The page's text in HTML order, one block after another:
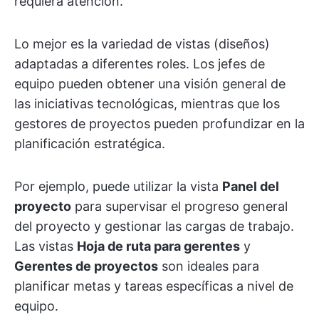
Lo mejor es la variedad de vistas (diseños)
adaptadas a diferentes roles. Los jefes de
equipo pueden obtener una visión general de
las iniciativas tecnológicas, mientras que los
gestores de proyectos pueden profundizar en la
planificación estratégica.
Por ejemplo, puede utilizar la vista Panel del
proyecto para supervisar el progreso general
del proyecto y gestionar las cargas de trabajo.
Las vistas Hoja de ruta para gerentes y
Gerentes de proyectos son ideales para
planificar metas y tareas específicas a nivel de
equipo.